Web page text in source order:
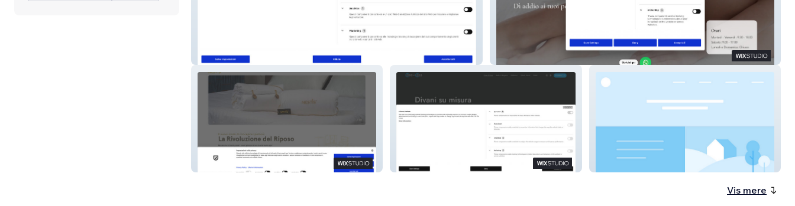
Eko03 Cbeauty
Nestis Original Cose di Casa
Vis mere